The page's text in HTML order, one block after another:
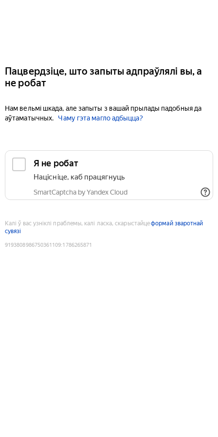
Пацвердзіце, што запыты адпраўлялі вы, а
не робат
Нам вельмі шкада, але запыты з вашай прылады падобныя да
аўтаматычных.
Чаму гэта магло адбыцца?
Я не робат
Націсніце, каб працягнуць
SmartCaptcha by Yandex Cloud
Калі ў вас узніклі праблемы, калі ласка, скарыстайцеформай зваротнай
сувязі
9193808986750361109:1786265871